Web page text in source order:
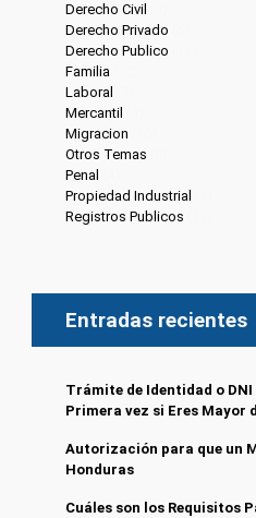
Derecho Civil
Derecho Privado
Derecho Publico
Familia
Laboral
Mercantil
Migracion
Otros Temas
Penal
Propiedad Industrial
Registros Publicos
Entradas recientes
Trámite de Identidad o
Primera vez si Eres Mayor
Autorización para que un
Honduras
Cuáles son los Requisitos